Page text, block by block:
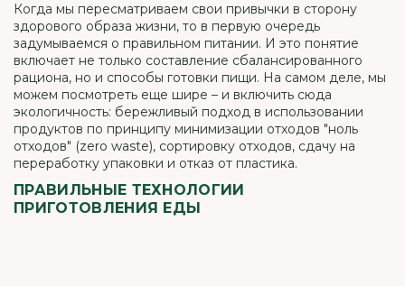
Когда мы пересматриваем свои привычки в сторону
здорового образа жизни, то в первую очередь
задумываемся о правильном питании. И это понятие
включает не только составление сбалансированного
рациона, но и способы готовки пищи. На самом деле, мы
можем посмотреть еще шире – и включить сюда
экологичность: бережливый подход в использовании
продуктов по принципу минимизации отходов "ноль
отходов" (zero waste), сортировку отходов, сдачу на
переработку упаковки и отказ от пластика.
ПРАВИЛЬНЫЕ ТЕХНОЛОГИИ
ПРИГОТОВЛЕНИЯ ЕДЫ